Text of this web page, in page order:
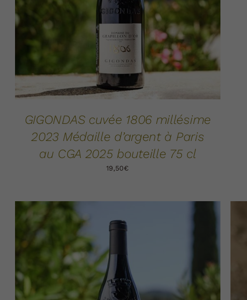
GIGONDAS cuvée 1806 millésime
2023 Médaille d’argent à Paris
au CGA 2025 bouteille 75 cl
19,50€